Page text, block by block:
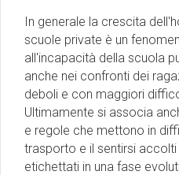
In generale la crescita
scuole private è un
all'incapacità della scuola
anche nei confronti dei
deboli e con maggiori
Ultimamente si associa
e regole che mettono in
trasporto e il sentirsi
etichettati in una fase